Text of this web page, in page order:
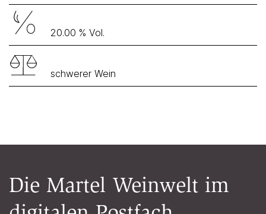
20.00 % Vol.
schwerer Wein
Die Martel Weinwelt im